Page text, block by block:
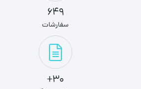
649
سفارشات
30+